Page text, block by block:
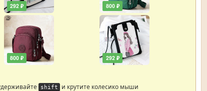
292 ₽
800 ₽
800 ₽
292 ₽
shift и крутите колесико мыши